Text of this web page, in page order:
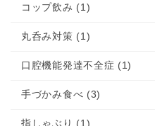
コップ飲み (1)
丸呑み対策 (1)
口腔機能発達不全症 (1)
手づかみ食べ (3)
指しゃぶり (1)